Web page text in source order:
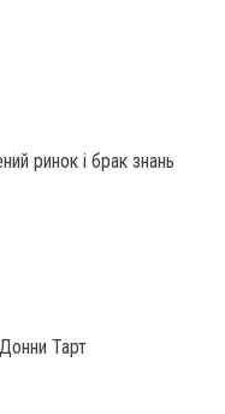
ринок і брак знань
Тарт